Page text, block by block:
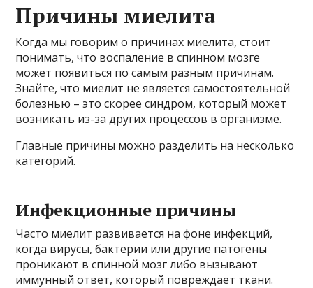
Причины миелита
Когда мы говорим о причинах миелита, стоит
понимать, что воспаление в спинном мозге
может появиться по самым разным причинам.
Знайте, что миелит не является самостоятельной
болезнью – это скорее синдром, который может
возникать из-за других процессов в организме.
Главные причины можно разделить на несколько
категорий.
Инфекционные причины
Часто миелит развивается на фоне инфекций,
когда вирусы, бактерии или другие патогены
проникают в спинной мозг либо вызывают
иммунный ответ, который повреждает ткани.